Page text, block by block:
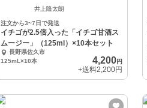
井上隆太朗
注文から3~7日で発送
イチゴが2.5倍入った「イチゴ甘酒ス
ムージー」（125ml）×10本セット
長野県佐久市
125mL×10本
4,200円
+送料2,200円